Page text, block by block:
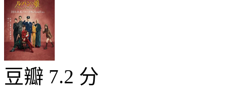
豆瓣 7.2 分